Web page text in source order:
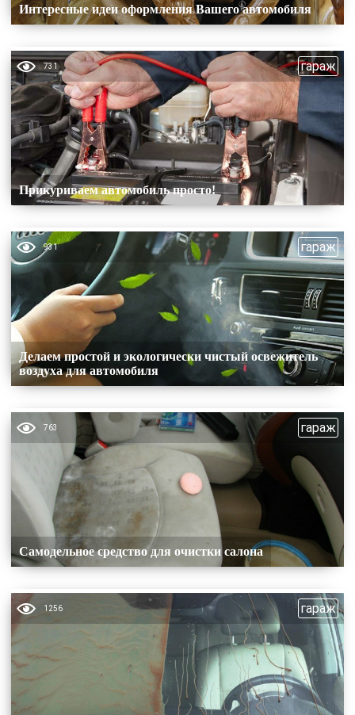
Интересные идеи оформления Вашего автомобиля
731 гараж
Прикуриваем автомобиль просто!
931 гараж
Делаем простой и экологически чистый освежитель
воздуха для автомобиля
763 гараж
Самодельное средство для очистки салона
1256 гараж